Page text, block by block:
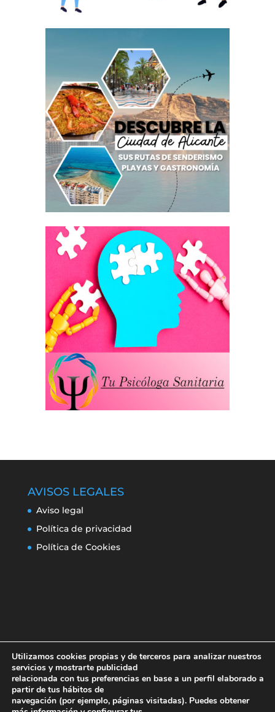
AVISOS LEGALES
Aviso legal
Política de privacidad
Política de Cookies
Aviso legal
Política de privacidad
Utilizamos cookies propias y de terceros para analizar nuestros
servicios y mostrarte publicidad
relacionada con tus preferencias en base a un perfil elaborado a
partir de tus hábitos de
navegación (por ejemplo, páginas visitadas). Puedes obtener